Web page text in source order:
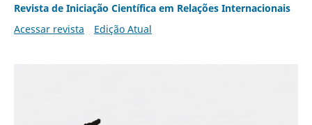
Revista de Iniciação Científica em Relações Internacionais
Acessar revista
Edição Atual